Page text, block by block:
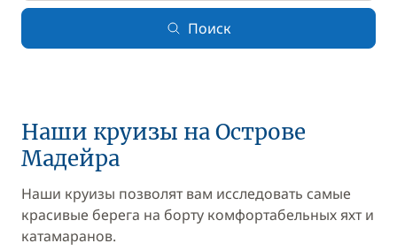
Поиск
Наши круизы на Острове
Мадейра
Наши круизы позволят вам исследовать самые
красивые берега на борту комфортабельных яхт и
катамаранов.